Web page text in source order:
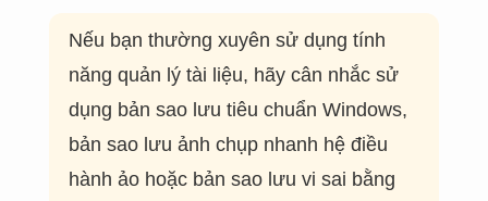
Nếu bạn thường xuyên sử dụng tính
năng quản lý tài liệu, hãy cân nhắc sử
dụng bản sao lưu tiêu chuẩn Windows,
bản sao lưu ảnh chụp nhanh hệ điều
hành ảo hoặc bản sao lưu vi sai bằng